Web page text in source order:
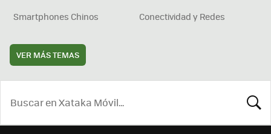
Smartphones Chinos
Conectividad y Redes
VER MÁS TEMAS